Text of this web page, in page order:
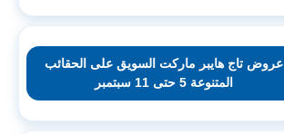
عروض تاج هايبر ماركت السويق على الحقائب
المتنوعة 5 حتى 11 سبتمبر